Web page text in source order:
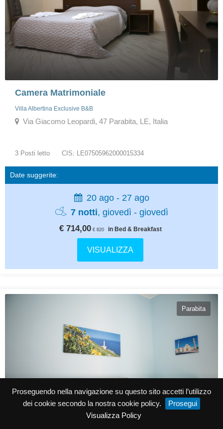
Proseguendo nella navigazione su questo sito accetti l’utilizzo
dei cookie secondo la nostra cookie policy.
Prosegui
Visualizza Policy
Camera Matrimoniale
Villa Albertina Exclusive B&B
Via Giacomo Leopardi, 47 Parabita, LE, Italia
3 Posti letto CIS: LE07505962000015334
Date suggerite:
20 ago - 27 ago
7 notti, giovedì - giovedì
€ 714,00 € 820 in Bed & Breakfast
VISUALIZZA
Parabita